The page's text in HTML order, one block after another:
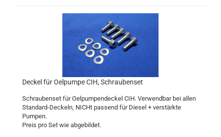
Deckel für Oelpumpe CIH, Schraubenset
Schraubenset für Oelpumpendeckel CIH. Verwendbar bei allen
Standard-Deckeln, NICHt passend für Diesel + verstärkte
Pumpen.
Preis pro Set wie abgebildet.